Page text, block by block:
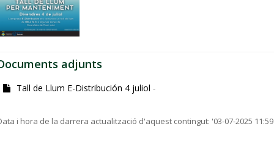
adjunts
Tall de Llum E-Distribución 4 juliol -
i hora de la darrera actualització d'aquest contingut: '03-07-2025 11:59